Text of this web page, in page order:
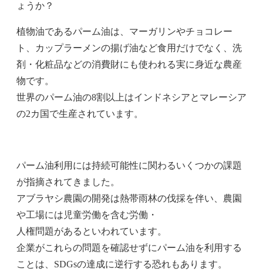
ょうか？
植物油であるパーム油は、マーガリンやチョコレー
ト、カップラーメンの揚げ油など食用だけでなく、洗
剤・化粧品などの消費財にも使われる実に身近な農産
物です。
世界のパーム油の8割以上はインドネシアとマレーシア
の2カ国で生産されています。
パーム油利用には持続可能性に関わるいくつかの課題
が指摘されてきました。
アブラヤシ農園の開発は熱帯雨林の伐採を伴い、農園
や工場には児童労働を含む労働・
人権問題があるといわれています。
企業がこれらの問題を確認せずにパーム油を利用する
ことは、SDGsの達成に逆行する恐れもあります。